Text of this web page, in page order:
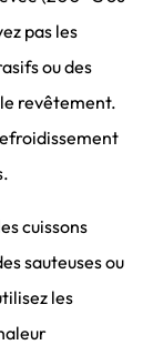
pas les
ou des
revêtement.
cuissons
sauteuses ou
les